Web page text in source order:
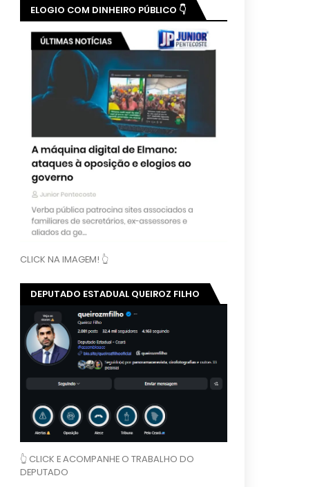
ELOGIO COM DINHEIRO PÚBLICO 👇
CLICK NA IMAGEM! 👆
DEPUTADO ESTADUAL QUEIROZ FILHO
👆 CLICK E ACOMPANHE O TRABALHO DO
DEPUTADO